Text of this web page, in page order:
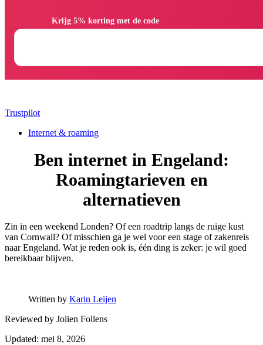
Trustpilot
Internet & roaming
Ben internet in Engeland:
Roamingtarieven en
alternatieven
Zin in een weekend Londen? Of een roadtrip langs de ruige kust
van Cornwall? Of misschien ga je wel voor een stage of zakenreis
naar Engeland. Wat je reden ook is, één ding is zeker: je wil goed
bereikbaar blijven.
Written by Karin Leijen
Reviewed by Jolien Follens
Updated: mei 8, 2026